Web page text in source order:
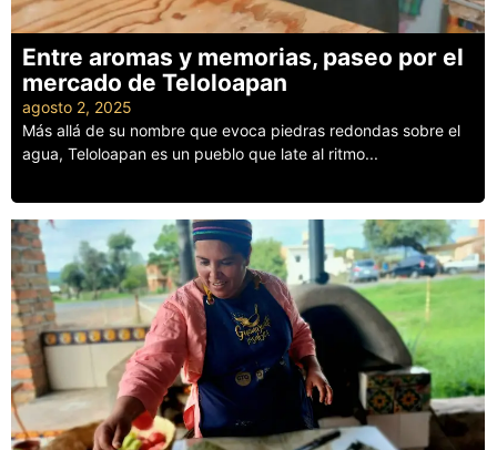
Entre aromas y memorias, paseo por el
mercado de Teloloapan
agosto 2, 2025
Más allá de su nombre que evoca piedras redondas sobre el
agua, Teloloapan es un pueblo que late al ritmo...